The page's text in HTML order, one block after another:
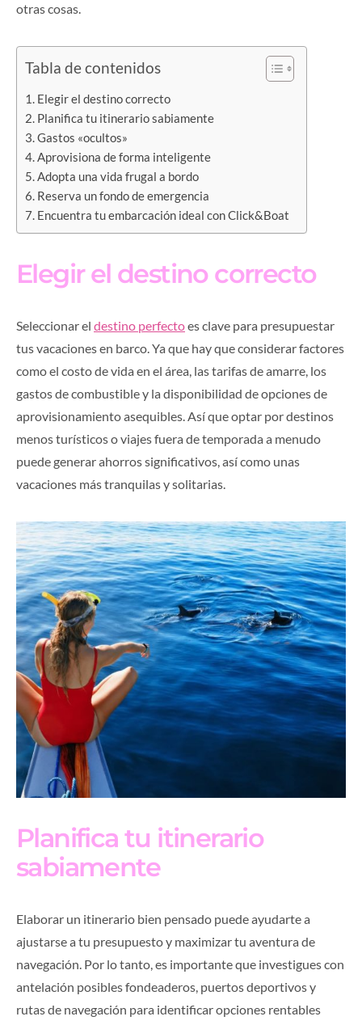
otras cosas.
Tabla de contenidos
Elegir el destino correcto
Planifica tu itinerario sabiamente
Gastos «ocultos»
Aprovisiona de forma inteligente
Adopta una vida frugal a bordo
Reserva un fondo de emergencia
Encuentra tu embarcación ideal con Click&Boat
Elegir el destino correcto
Seleccionar el destino perfectoes clave para presupuestar
tus vacaciones en barco. Ya que hay que considerar factores
como el costo de vida en el área, las tarifas de amarre, los
gastos de combustible y la disponibilidad de opciones de
aprovisionamiento asequibles. Así que optar por destinos
menos turísticos o viajes fuera de temporada a menudo
puede generar ahorros significativos, así como unas
vacaciones más tranquilas y solitarias.
Planifica tu itinerario
sabiamente
Elaborar un itinerario bien pensado puede ayudarte a
ajustarse a tu presupuesto y maximizar tu aventura de
navegación. Por lo tanto, es importante que investigues con
antelación posibles fondeaderos, puertos deportivos y
rutas de navegación para identificar opciones rentables